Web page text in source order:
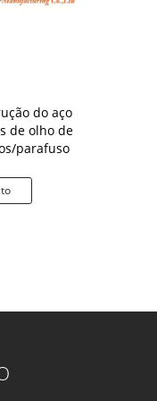
do aço
de olho de
parafuso